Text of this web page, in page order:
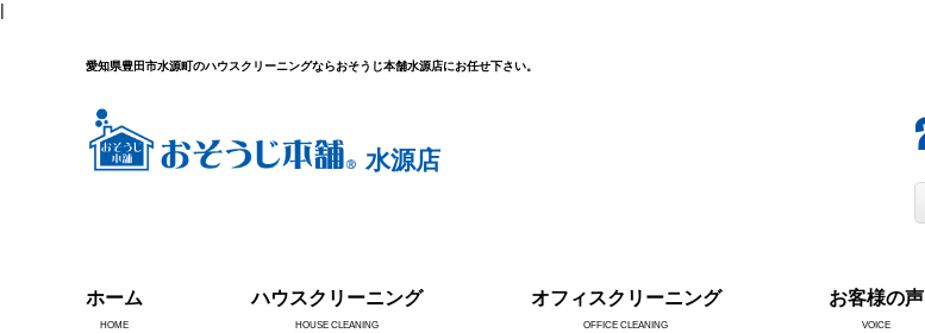
|
愛知県豊田市水源町のハウスクリーニングならおそうじ本舗水源店にお任せ下さい。
水源店
ホーム
HOME
ハウスクリーニング
HOUSE CLEANING
オフィスクリーニング
OFFICE CLEANING
お客様の声
VOICE